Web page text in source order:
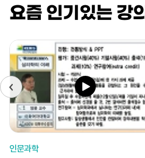
요즘 인기있는 강의
인문과학